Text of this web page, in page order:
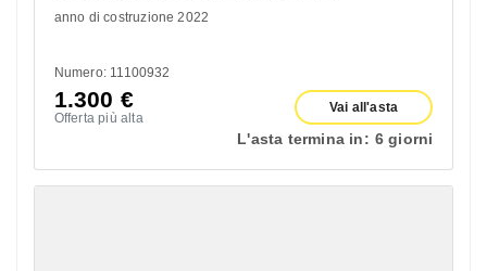
anno di costruzione 2022
Numero: 11100932
1.300 €
Offerta più alta
Vai all'asta
L'asta termina in: 6 giorni